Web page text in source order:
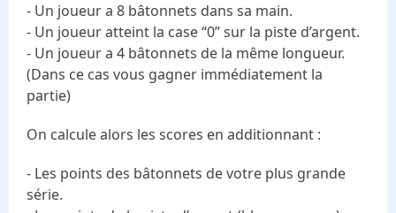
- Un joueur a 8 bâtonnets dans sa main.
- Un joueur atteint la case “0” sur la piste d’argent.
- Un joueur a 4 bâtonnets de la même longueur.
(Dans ce cas vous gagner immédiatement la
partie)
On calcule alors les scores en additionnant :
- Les points des bâtonnets de votre plus grande
série.